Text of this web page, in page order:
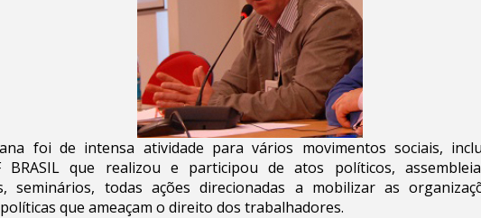
foi de intensa atividade para vários movimentos sociais,
BRASIL que realizou e participou de atos políticos,
seminários, todas ações direcionadas a mobilizar as
que ameaçam o direito dos trabalhadores.